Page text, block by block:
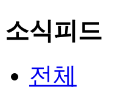
소식피드
전체